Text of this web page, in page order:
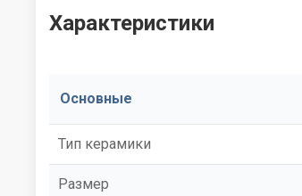
Характеристики
Основные
Тип керамики
Размер